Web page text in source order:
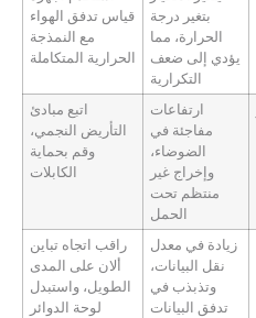
بتغير درجة
الحرارة، مما
يؤدي إلى ضعف
التكرارية
قياس تدفق الهواء
مع النمذجة
الحرارية المتكاملة
ارتفاعات
مفاجئة في
الضوضاء،
وإخراج غير
منتظم تحت
الحمل
اتبع مبادئ
التأريض النجمي،
وقم بحماية
الكابلات
زيادة في معدل
نقل البيانات،
وتذبذب في
تدفق البيانات
راقب اتجاه تباين
ألان على المدى
الطويل، واستبدل
لوحة الدوائر